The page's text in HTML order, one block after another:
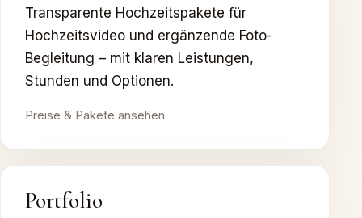
Transparente Hochzeitspakete für
Hochzeitsvideo und ergänzende Foto-
Begleitung – mit klaren Leistungen,
Stunden und Optionen.
Preise & Pakete ansehen
Portfolio